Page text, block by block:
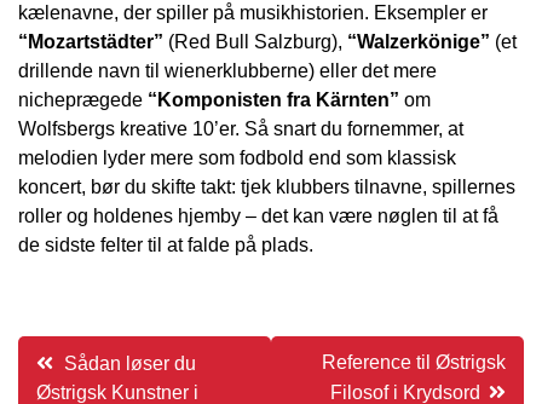
kælenavne, der spiller på musikhistorien. Eksempler er
“Mozartstädter” (Red Bull Salzburg), “Walzerkönige” (et
drillende navn til wienerklubberne) eller det mere
nicheprægede “Komponisten fra Kärnten” om
Wolfsbergs kreative 10’er. Så snart du fornemmer, at
melodien lyder mere som fodbold end som klassisk
koncert, bør du skifte takt: tjek klubbers tilnavne, spillernes
roller og holdenes hjemby – det kan være nøglen til at få
de sidste felter til at falde på plads.
Indlægsnavigation
Sådan løser du
Østrigsk Kunstner i
Reference til Østrigsk
Filosof i Krydsord